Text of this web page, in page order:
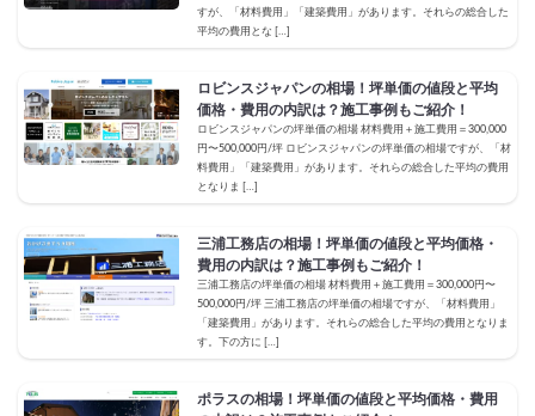
すが、「材料費用」「建築費用」があります。それらの総合した
平均の費用とな […]
ロビンスジャパンの相場！坪単価の値段と平均
価格・費用の内訳は？施工事例もご紹介！
ロビンスジャパンの坪単価の相場 材料費用＋施工費用＝300,000
円〜500,000円/坪 ロビンスジャパンの坪単価の相場ですが、「材
料費用」「建築費用」があります。それらの総合した平均の費用
となりま […]
三浦工務店の相場！坪単価の値段と平均価格・
費用の内訳は？施工事例もご紹介！
三浦工務店の坪単価の相場 材料費用＋施工費用＝300,000円〜
500,000円/坪 三浦工務店の坪単価の相場ですが、「材料費用」
「建築費用」があります。それらの総合した平均の費用となりま
す。下の方に […]
ポラスの相場！坪単価の値段と平均価格・費用